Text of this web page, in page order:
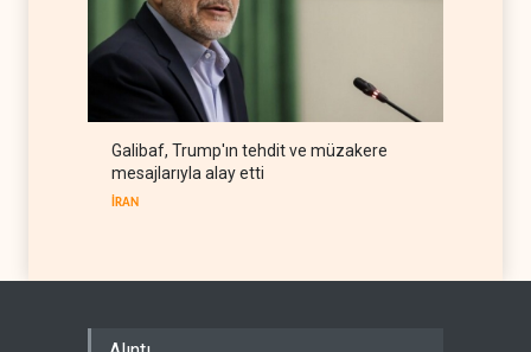
Galibaf, Trump'ın tehdit ve müzakere
mesajlarıyla alay etti
İRAN